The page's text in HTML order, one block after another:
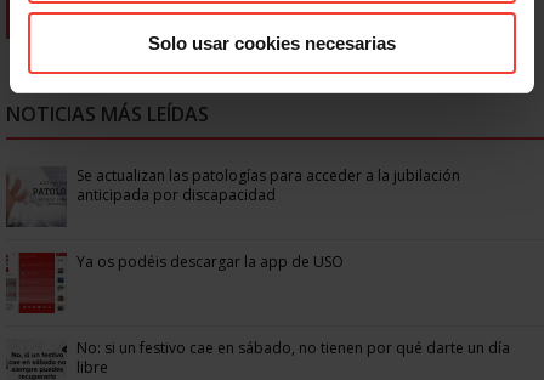
Solo usar cookies necesarias
NOTICIAS MÁS LEÍDAS
Se actualizan las patologías para acceder a la jubilación
anticipada por discapacidad
Ya os podéis descargar la app de USO
No: si un festivo cae en sábado, no tienen por qué darte un día
libre